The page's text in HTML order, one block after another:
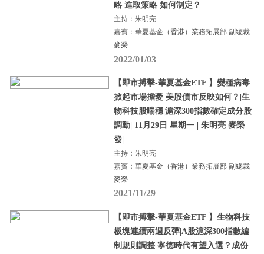
略 進取策略 如何制定？
主持：朱明亮
嘉賓：華夏基金（香港）業務拓展部 副總裁
麥榮
2022/01/03
【即市搏擊-華夏基金ETF 】變種病毒
掀起市場擔憂 美股債市反映如何？|生
物科技股喘穩|滬深300指數確定成分股
調動| 11月29日 星期一 | 朱明亮 麥榮
發|
主持：朱明亮
嘉賓：華夏基金（香港）業務拓展部 副總裁
麥榮
2021/11/29
【即市搏擊-華夏基金ETF 】生物科技
板塊連續兩週反彈|A股滬深300指數編
制規則調整 寧德時代有望入選？成份